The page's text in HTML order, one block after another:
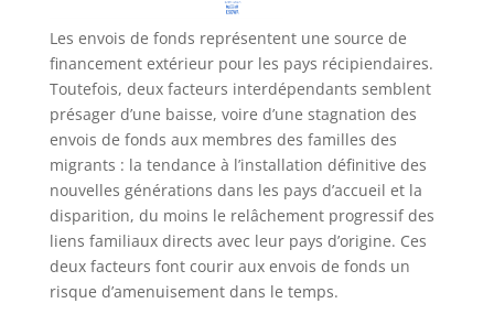
Les envois de fonds représentent une source de
financement extérieur pour les pays récipiendaires.
Toutefois, deux facteurs interdépendants semblent
présager d’une baisse, voire d’une stagnation des
envois de fonds aux membres des familles des
migrants : la tendance à l’installation définitive des
nouvelles générations dans les pays d’accueil et la
disparition, du moins le relâchement progressif des
liens familiaux directs avec leur pays d’origine. Ces
deux facteurs font courir aux envois de fonds un
risque d’amenuisement dans le temps.